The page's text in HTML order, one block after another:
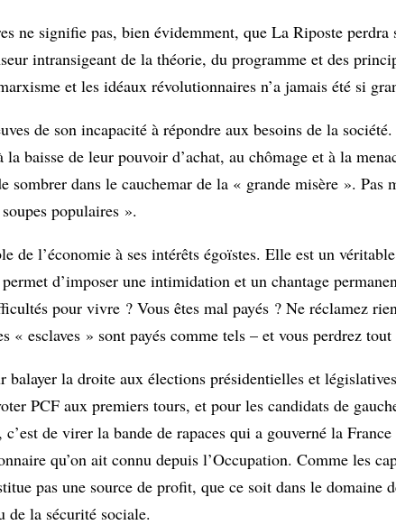
ne signifie pas, bien évidemment, que La Riposte
intransigeant de la théorie, du programme et des
et les idéaux révolutionnaires n’a jamais été si
de son incapacité à répondre aux besoins de la société.
baisse de leur pouvoir d’achat, au chômage et à la
dans le cauchemar de la « grande misère ». Pas
populaires ».
de l’économie à ses intérêts égoïstes. Elle est un
d’imposer une intimidation et un chantage
pour vivre ? Vous êtes mal payés ? Ne réclamez
esclaves » sont payés comme tels – et vous perdrez
la droite aux élections présidentielles et
PCF aux premiers tours, et pour les candidats de
de virer la bande de rapaces qui a gouverné la France
qu’on ait connu depuis l’Occupation. Comme les
pas une source de profit, que ce soit dans le domaine
de la sécurité sociale.